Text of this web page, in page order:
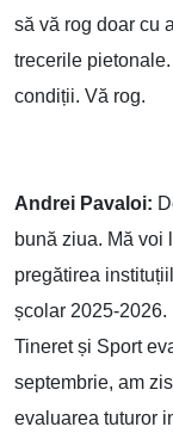
să vă rog doar cu
trecerile
condiții. Vă rog.
Andrei Pavaloi:
bună ziua. Mă voi
pregătirea
școlar 2025-
Tineret și Sport
septembrie, am
evaluarea tuturor